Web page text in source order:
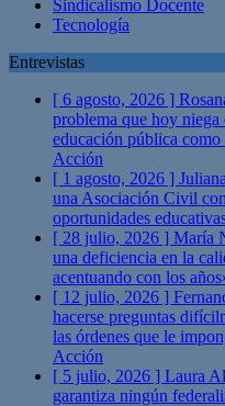
Sindicalismo Docente
Tecnología
Entrevistas
[ 6 agosto, 2026 ]
problema que hoy
educación pública
Acción
[ 1 agosto, 2026 ]
una Asociación Civil
oportunidades
[ 28 julio, 2026 ] María
una deficiencia en la
acentuando con los
[ 12 julio, 2026 ]
hacerse preguntas
las órdenes que le
Acción
[ 5 julio, 2026 ] Laura
garantiza ningún